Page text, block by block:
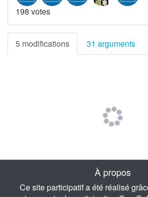
198 votes
5 modifications 31 arguments
À propos
Ce site participatif a été réalisé